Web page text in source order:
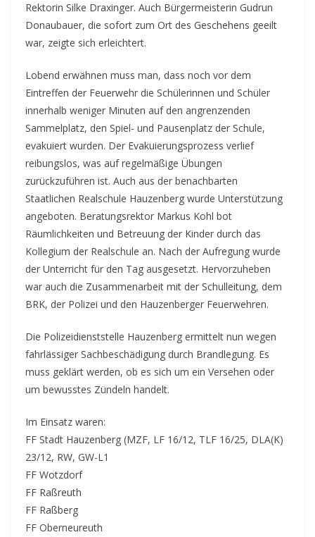
Rektorin Silke Draxinger. Auch Bürgermeisterin Gudrun
Donaubauer, die sofort zum Ort des Geschehens geeilt
war, zeigte sich erleichtert.
Lobend erwähnen muss man, dass noch vor dem
Eintreffen der Feuerwehr die Schülerinnen und Schüler
innerhalb weniger Minuten auf den angrenzenden
Sammelplatz, den Spiel- und Pausenplatz der Schule,
evakuiert wurden. Der Evakuierungsprozess verlief
reibungslos, was auf regelmäßige Übungen
zurückzuführen ist. Auch aus der benachbarten
Staatlichen Realschule Hauzenberg wurde Unterstützung
angeboten. Beratungsrektor Markus Kohl bot
Räumlichkeiten und Betreuung der Kinder durch das
Kollegium der Realschule an. Nach der Aufregung wurde
der Unterricht für den Tag ausgesetzt. Hervorzuheben
war auch die Zusammenarbeit mit der Schulleitung, dem
BRK, der Polizei und den Hauzenberger Feuerwehren.
Die Polizeidienststelle Hauzenberg ermittelt nun wegen
fahrlässiger Sachbeschädigung durch Brandlegung. Es
muss geklärt werden, ob es sich um ein Versehen oder
um bewusstes Zündeln handelt.
Im Einsatz waren:
FF Stadt Hauzenberg (MZF, LF 16/12, TLF 16/25, DLA(K)
23/12, RW, GW-L1
FF Wotzdorf
FF Raßreuth
FF Raßberg
FF Oberneureuth